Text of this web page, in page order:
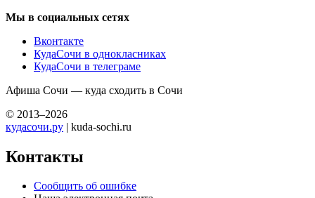
Мы в социальных сетях
Вконтакте
КудаСочи в однокласниках
КудаСочи в телеграме
Афиша Сочи — куда сходить в Сочи
© 2013–2026
кудасочи.ру | kuda-sochi.ru
Контакты
Сообщить об ошибке